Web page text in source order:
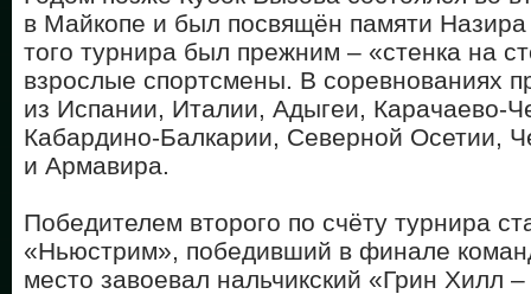
в Майкопе и был посвящён памяти
того турнира был прежним – «стенка на
взрослые спортсмены. В соревнованиях
из Испании, Италии, Адыгеи, Карачаево-
Кабардино-Балкарии, Северной Осетии,
и Армавира.
Победителем второго по счёту турнира
«Ньюстрим», победивший в финале
место завоевал нальчикский «Грин Хилл